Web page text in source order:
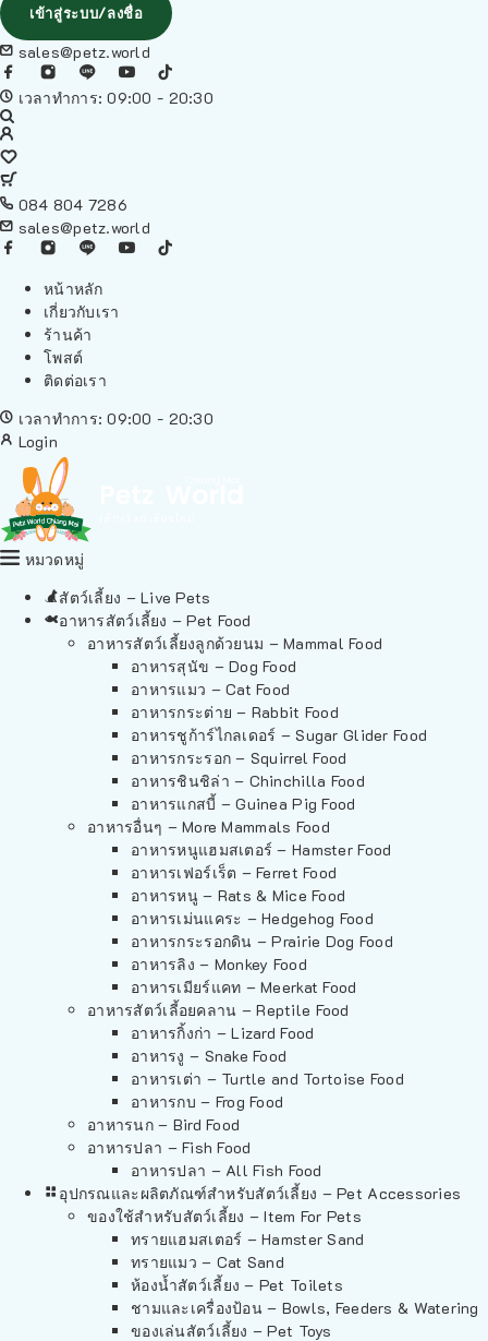
เข้าสู่ระบบ/ลงชื่อ
sales@petz.world
เวลาทำการ: 09:00 - 20:30
084 804 7286
sales@petz.world
หน้าหลัก
เกี่ยวกับเรา
ร้านค้า
โพสต์
ติดต่อเรา
เวลาทำการ: 09:00 - 20:30
Login
หมวดหมู่
สัตว์เลี้ยง – Live Pets
อาหารสัตว์เลี้ยง – Pet Food
อาหารสัตว์เลี้ยงลูกด้วยนม – Mammal Food
อาหารสุนัข – Dog Food
อาหารแมว – Cat Food
อาหารกระต่าย – Rabbit Food
อาหารชูก้าร์ไกลเดอร์ – Sugar Glider Food
อาหารกระรอก – Squirrel Food
อาหารชินชิล่า – Chinchilla Food
อาหารแกสบี้ – Guinea Pig Food
อาหารอื่นๆ – More Mammals Food
อาหารหนูแฮมสเตอร์ – Hamster Food
อาหารเฟอร์เร็ต – Ferret Food
อาหารหนู – Rats & Mice Food
อาหารเม่นแคระ – Hedgehog Food
อาหารกระรอกดิน – Prairie Dog Food
อาหารลิง – Monkey Food
อาหารเมียร์แคท – Meerkat Food
อาหารสัตว์เลี้อยคลาน – Reptile Food
อาหารกิ้งก่า – Lizard Food
อาหารงู – Snake Food
อาหารเต่า – Turtle and Tortoise Food
อาหารกบ – Frog Food
อาหารนก – Bird Food
อาหารปลา – Fish Food
อาหารปลา – All Fish Food
อุปกรณและผลิตภัณฑ์สำหรับสัตว์เลี้ยง – Pet Accessories
ของใช้สำหรับสัตว์เลี้ยง – Item For Pets
ทรายแฮมสเตอร์ – Hamster Sand
ทรายแมว – Cat Sand
ห้องน้ำสัตว์เลี้ยง – Pet Toilets
ชามและเครื่องป้อน – Bowls, Feeders & Watering
ของเล่นสัตว์เลี้ยง – Pet Toys